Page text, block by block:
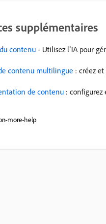
supplémentaires
contenu - Utilisez l’IA pour
contenu multilingue : créez
de contenu : configurez
more-help